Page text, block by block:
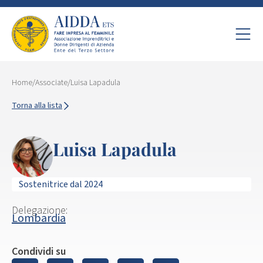
Home/Associate/Luisa Lapadula
Torna alla lista
Luisa Lapadula
Sostenitrice dal 2024
Delegazione:
Lombardia
Condividi su